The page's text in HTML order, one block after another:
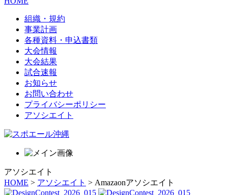
組織・規約
事業計画
各種資料・申込書類
大会情報
大会結果
試合速報
お知らせ
お問い合わせ
プライバシーポリシー
アソシエイト
アソシエイト
HOME > アソシエイト > Amazaonアソシエイト